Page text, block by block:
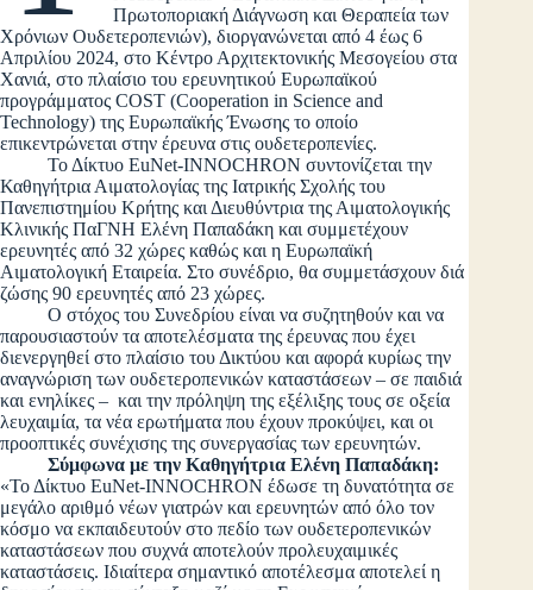
Πρωτοποριακή Διάγνωση και Θεραπεία των
Χρόνιων Ουδετεροπενιών), διοργανώνεται από 4 έως 6
Απριλίου 2024, στο Κέντρο Αρχιτεκτονικής Μεσογείου στα
Χανιά, στο πλαίσιο του ερευνητικού Ευρωπαϊκού
προγράμματος COST (Cooperation in Science and
Technology) της Ευρωπαϊκής Ένωσης το οποίο
επικεντρώνεται στην έρευνα στις ουδετεροπενίες.
Το Δίκτυο EuNet-INNOCHRON συντονίζεται την
Καθηγήτρια Αιματολογίας της Ιατρικής Σχολής του
Πανεπιστημίου Κρήτης και Διευθύντρια της Αιματολογικής
Κλινικής ΠαΓΝΗ Ελένη Παπαδάκη και συμμετέχουν
ερευνητές από 32 χώρες καθώς και η Ευρωπαϊκή
Αιματολογική Εταιρεία. Στο συνέδριο, θα συμμετάσχουν διά
ζώσης 90 ερευνητές από 23 χώρες.
Ο στόχος του Συνεδρίου είναι να συζητηθούν και να
παρουσιαστούν τα αποτελέσματα της έρευνας που έχει
διενεργηθεί στο πλαίσιο του Δικτύου και αφορά κυρίως την
αναγνώριση των ουδετεροπενικών καταστάσεων – σε παιδιά
και ενηλίκες – και την πρόληψη της εξέλιξης τους σε οξεία
λευχαιμία, τα νέα ερωτήματα που έχουν προκύψει, και οι
προοπτικές συνέχισης της συνεργασίας των ερευνητών.
Σύμφωνα με την Καθηγήτρια Ελένη Παπαδάκη:
«Το Δίκτυο EuNet-INNOCHRON έδωσε τη δυνατότητα σε
μεγάλο αριθμό νέων γιατρών και ερευνητών από όλο τον
κόσμο να εκπαιδευτούν στο πεδίο των ουδετεροπενικών
καταστάσεων που συχνά αποτελούν προλευχαιμικές
καταστάσεις. Ιδιαίτερα σημαντικό αποτέλεσμα αποτελεί η